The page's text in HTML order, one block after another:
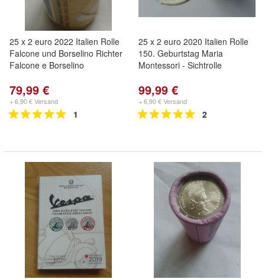
25 x 2 euro 2022 Italien Rolle
Falcone und Borselino Richter
Falcone e Borselino
79,99 €
+ 6,90 € Versand
1
25 x 2 euro 2020 Italien Rolle
150. Geburtstag Maria
Montessori - Sichtrolle
99,99 €
+ 6,90 € Versand
2